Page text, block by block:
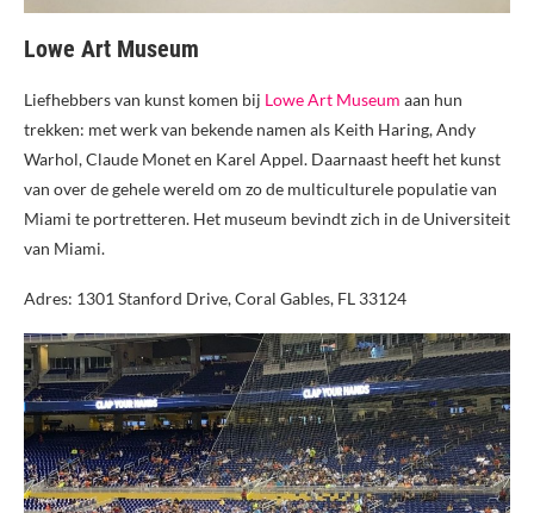
Lowe Art Museum
Liefhebbers van kunst komen bij Lowe Art Museum aan hun
trekken: met werk van bekende namen als Keith Haring, Andy
Warhol, Claude Monet en Karel Appel. Daarnaast heeft het kunst
van over de gehele wereld om zo de multiculturele populatie van
Miami te portretteren. Het museum bevindt zich in de Universiteit
van Miami.
Adres: 1301 Stanford Drive, Coral Gables, FL 33124